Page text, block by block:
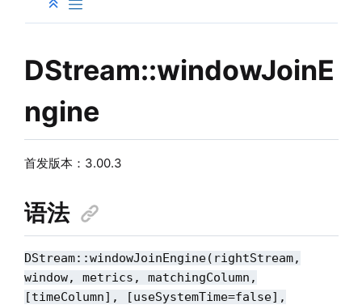
DStream::windowJoinE
ngine
首发版本：3.00.3
语法
DStream::windowJoinEngine(rightStream,
window, metrics, matchingColumn,
[timeColumn], [useSystemTime=false],